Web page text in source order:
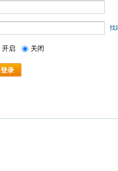
找
开启 关闭
登录